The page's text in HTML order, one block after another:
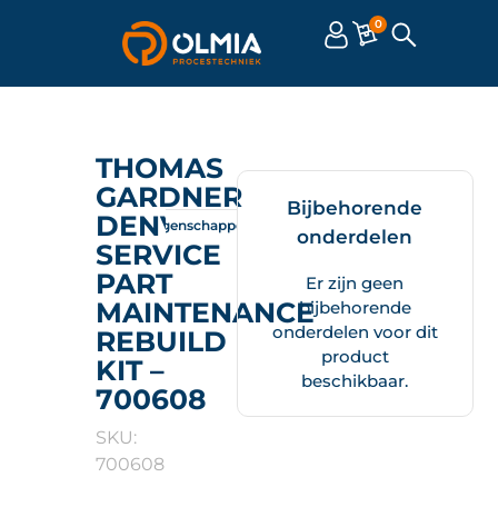
0
THOMAS
GARDNER
DENVER
SERVICE
PART
MAINTENANCE
REBUILD
KIT –
700608
SKU:
700608
Omschrijving Eigenschappen Documenten
Bijbehorende
onderdelen
Er zijn geen
bijbehorende
onderdelen voor dit
product
beschikbaar.